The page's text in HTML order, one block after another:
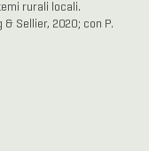
rurali locali.
Sellier, 2020; con P.